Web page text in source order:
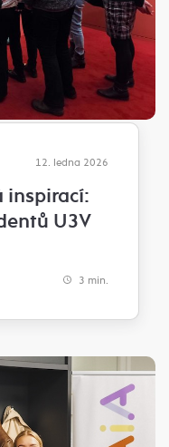
12. ledna 2026
inspirací:
U3V
3 min.